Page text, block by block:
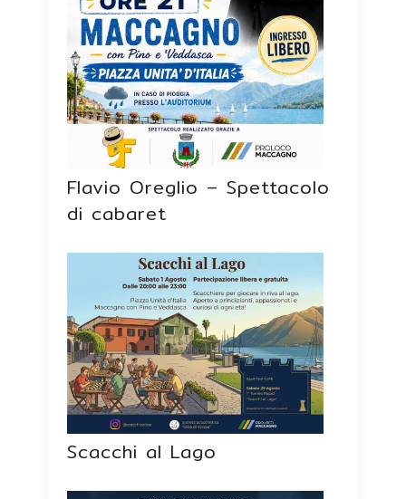
Flavio Oreglio – Spettacolo
di cabaret
Scacchi al Lago